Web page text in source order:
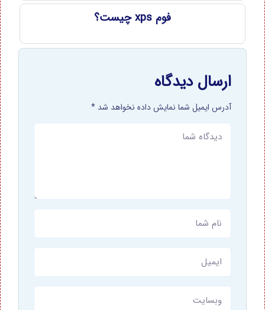
فوم xps چیست؟
ارسال دیدگاه
آدرس ایمیل شما نمایش داده نخواهد شد *